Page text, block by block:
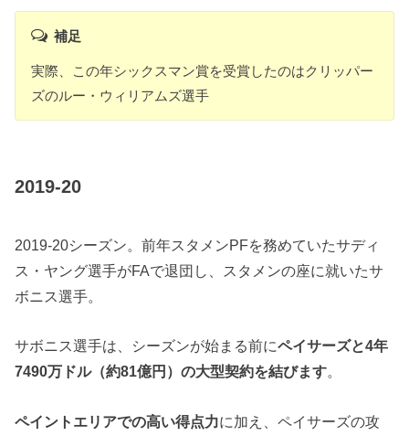
補足
実際、この年シックスマン賞を受賞したのはクリッパー
ズのルー・ウィリアムズ選手
2019-20
2019-20シーズン。前年スタメンPFを務めていたサディ
ス・ヤング選手がFAで退団し、スタメンの座に就いたサ
ボニス選手。
サボニス選手は、シーズンが始まる前にペイサーズと4年
7490万ドル（約81億円）の大型契約を結びます。
ペイントエリアでの高い得点力に加え、ペイサーズの攻